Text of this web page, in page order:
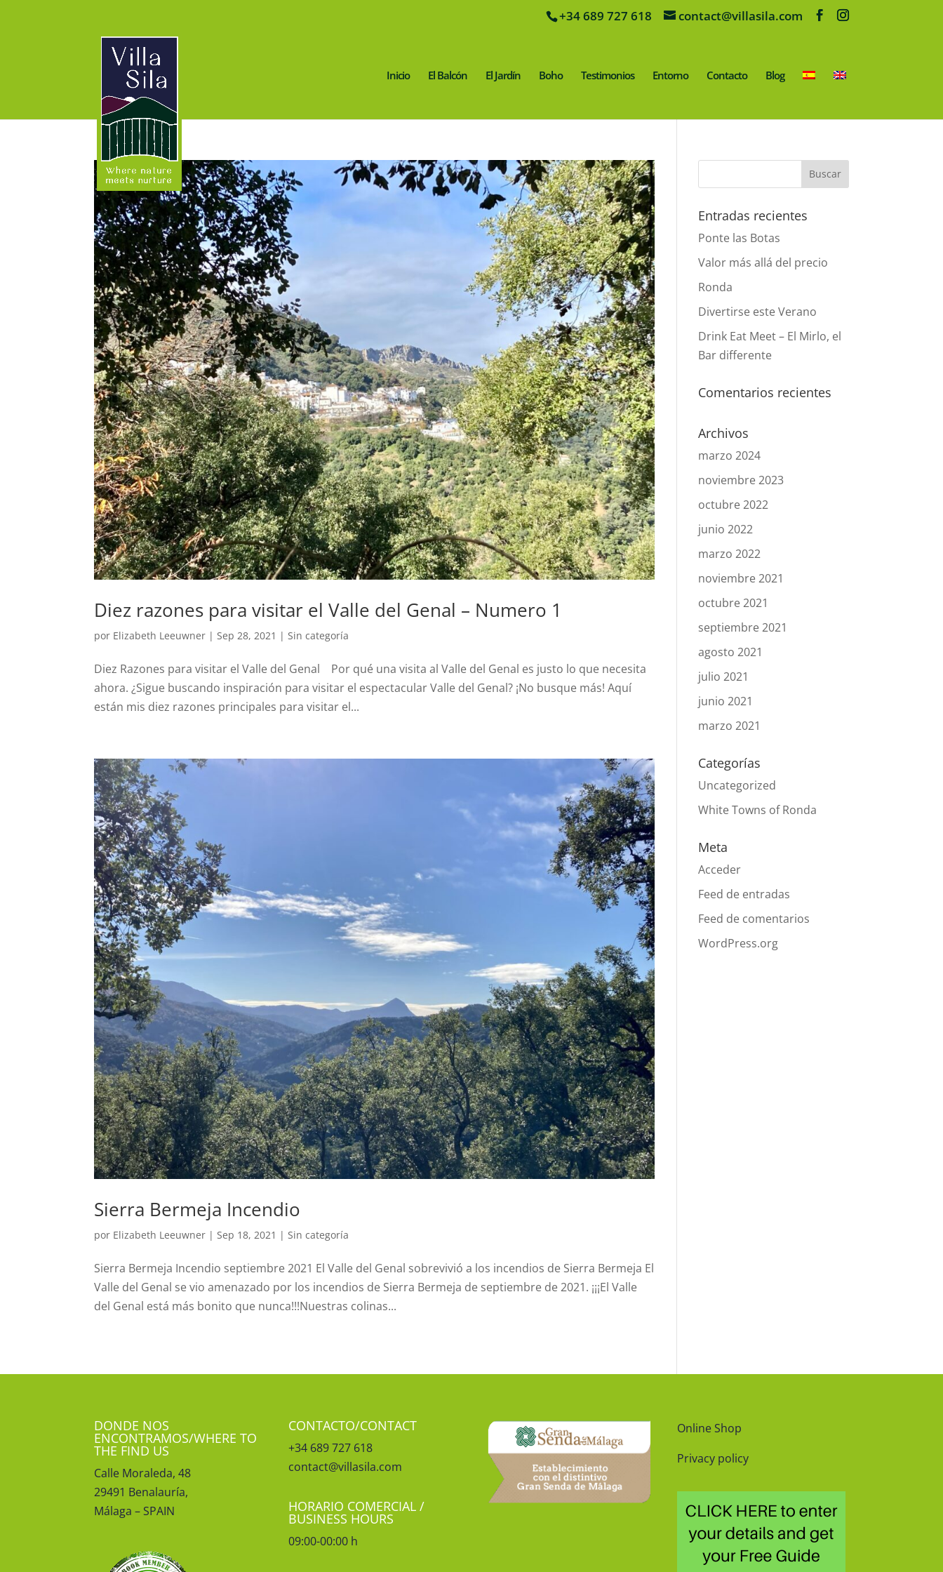
+34 689 727 618 contact@villasila.com
Inicio El Balcón El Jardín Boho Testimonios Entorno Contacto Blog
Diez razones para visitar el Valle del Genal – Numero 1
por Elizabeth Leeuwner |Sep 28, 2021 | Sin categoría
Diez Razones para visitar el Valle del Genal Por qué una visita al Valle del Genal es justo lo que necesita
ahora. ¿Sigue buscando inspiración para visitar el espectacular Valle del Genal? ¡No busque más! Aquí
están mis diez razones principales para visitar el...
Sierra Bermeja Incendio
por Elizabeth Leeuwner |Sep 18, 2021 | Sin categoría
Sierra Bermeja Incendio septiembre 2021 El Valle del Genal sobrevivió a los incendios de Sierra Bermeja El
Valle del Genal se vio amenazado por los incendios de Sierra Bermeja de septiembre de 2021. ¡¡¡El Valle
del Genal está más bonito que nunca!!!Nuestras colinas...
Entradas recientes
Ponte las Botas
Valor más allá del precio
Ronda
Divertirse este Verano
Drink Eat Meet – El Mirlo, el
Bar differente
Comentarios recientes
Archivos
marzo 2024
noviembre 2023
octubre 2022
junio 2022
marzo 2022
noviembre 2021
octubre 2021
septiembre 2021
agosto 2021
julio 2021
junio 2021
marzo 2021
Categorías
Uncategorized
White Towns of Ronda
Meta
Acceder
Feed de entradas
Feed de comentarios
WordPress.org
DONDE NOS
ENCONTRAMOS/WHERE TO
THE FIND US
Calle Moraleda, 48
29491 Benalauría,
Málaga – SPAIN
CONTACTO/CONTACT
+34 689 727 618
contact@villasila.com
HORARIO COMERCIAL /
BUSINESS HOURS
09:00-00:00 h
Online Shop
Privacy policy